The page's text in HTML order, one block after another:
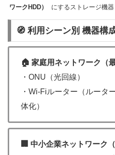
ワークHDD）
にするストレージ機器
🧭 利用シーン別 機器構
🏠 家庭用ネットワーク（
・ONU（光回線）
・Wi-Fiルーター（ルータ
体化）
🏢 中小企業ネットワーク